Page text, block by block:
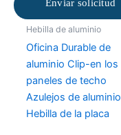
Enviar solicitud
Hebilla de aluminio
Oficina Durable de
aluminio Clip-en los
paneles de techo
Azulejos de aluminio
Hebilla de la placa